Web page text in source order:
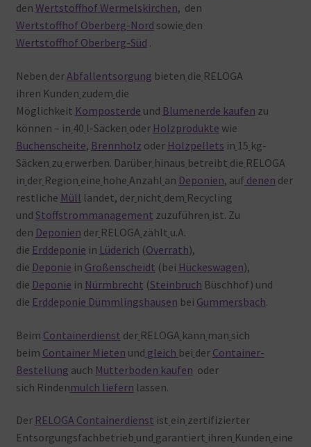
den Wertstoffhof Wermelskirchen, den
Wertstoffhof Oberberg-Nord sowie den
Wertstoffhof Oberberg-Süd .
Neben derAbfallentsorgung bieten die RELOGA
ihren Kunden zudem die
Möglichkeit Komposterde und Blumenerde kaufen zu
können – in 40 l-Säcken oder Holzprodukte wie
Buchenscheite, Brennholz oder Holzpellets in 15 kg-
Säcken zu erwerben. Darüber hinaus betreibt die RELOGA
in der Region eine hohe Anzahl an Deponien, auf denen der
restliche Müll landet, der nicht dem Recycling
und Stoffstrommanagement zuzuführen ist. Zu
den Deponien der RELOGA zählt u.A.
die Erddeponie in Lüderich (Overrath),
die Deponie in Großenscheidt (bei Hückeswagen),
die Deponie in Nürmbrecht (Steinbruch Büschhof) und
die Erddeponie Dümmlingshausen bei Gummersbach.
Beim Containerdienst der RELOGA kann man sich
beim Container Mieten und gleich bei der Container-
Bestellung auch Mutterboden kaufen oder
sich Rindenmulch liefern lassen.
Der RELOGA Containerdienst ist ein zertifizierter
Entsorgungsfachbetrieb und garantiert ihren Kunden eine